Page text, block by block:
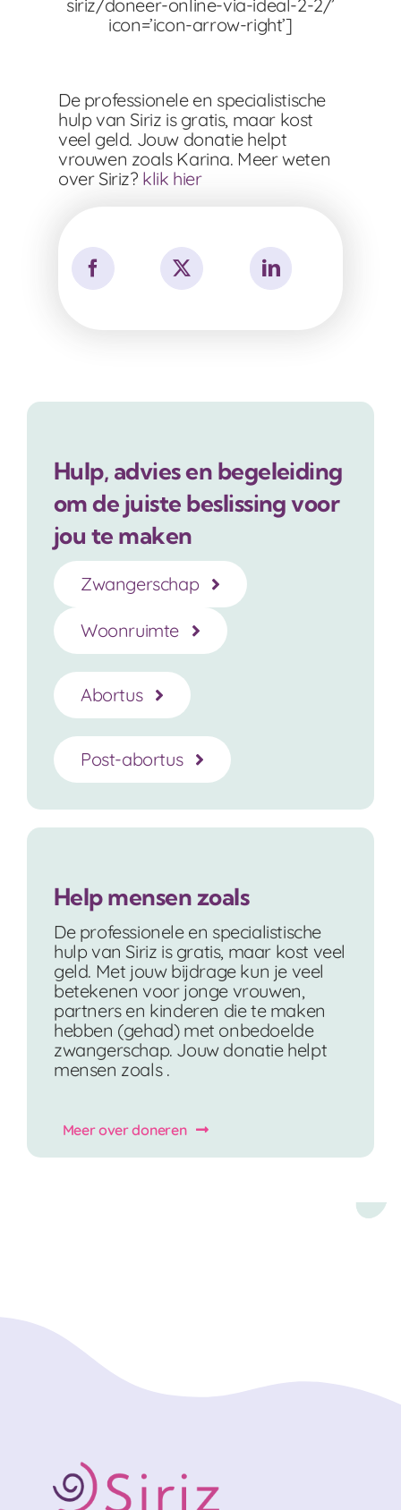
siriz/doneer-online-via-ideal-2-2/’
icon=’icon-arrow-right’]
De professionele en specialistische
hulp van Siriz is gratis, maar kost
veel geld. Jouw donatie helpt
vrouwen zoals Karina. Meer weten
over Siriz? klik hier
Hulp, advies en begeleiding
om de juiste beslissing voor
jou te maken
Zwangerschap
Woonruimte
Abortus
Post-abortus
Help mensen zoals
De professionele en specialistische
hulp van Siriz is gratis, maar kost veel
geld. Met jouw bijdrage kun je veel
betekenen voor jonge vrouwen,
partners en kinderen die te maken
hebben (gehad) met onbedoelde
zwangerschap. Jouw donatie helpt
mensen zoals .
Meer over doneren